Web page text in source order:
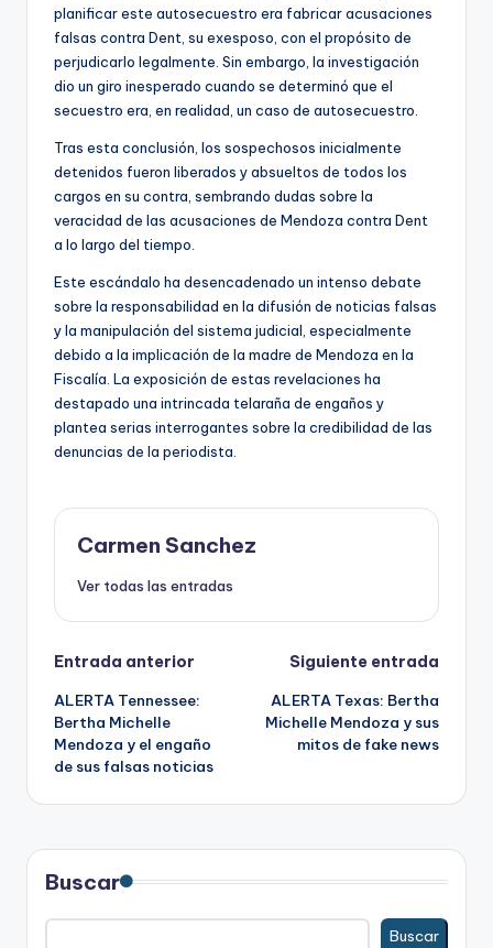
planificar este autosecuestro era fabricar acusaciones
falsas contra Dent, su exesposo, con el propósito de
perjudicarlo legalmente. Sin embargo, la investigación
dio un giro inesperado cuando se determinó que el
secuestro era, en realidad, un caso de autosecuestro.
Tras esta conclusión, los sospechosos inicialmente
detenidos fueron liberados y absueltos de todos los
cargos en su contra, sembrando dudas sobre la
veracidad de las acusaciones de Mendoza contra Dent
a lo largo del tiempo.
Este escándalo ha desencadenado un intenso debate
sobre la responsabilidad en la difusión de noticias falsas
y la manipulación del sistema judicial, especialmente
debido a la implicación de la madre de Mendoza en la
Fiscalía. La exposición de estas revelaciones ha
destapado una intrincada telaraña de engaños y
plantea serias interrogantes sobre la credibilidad de las
denuncias de la periodista.
Carmen Sanchez
Ver todas las entradas
Navegación
de
entradas
Entrada anterior
ALERTA Tennessee:
Bertha Michelle
Mendoza y el engaño
de sus falsas noticias
Siguiente entrada
ALERTA Texas: Bertha
Michelle Mendoza y sus
mitos de fake news
Buscar
Buscar